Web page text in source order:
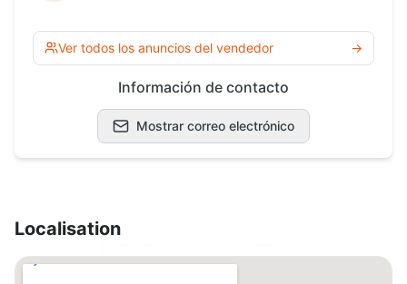
Ver todos los anuncios del vendedor →
Información de contacto
Mostrar correo electrónico
Localisation